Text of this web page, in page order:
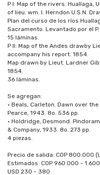
P I: Map of the rivers. Huallaga,
of lieu. wm. l. Herndon U.S.N.
Plan del curso de los ríos
Sacramento. Levantado por el
15 láminas.
P II: Map of the Andes drawby
accompany his report. 1854.
Map drawn by Lieut. Lardner
1854.
36 láminas.
Se agregan:
• Beals, Carleton. Dawn over
Pearce, 1943. 8o. 536 pp.
• Holdridge, Desmond.
& Company, 1933. 8o. 273 pp.
4 piezas.
Precio de salida: COP 800.000
Estimados: COP 960.000 -
USD 230 - 380